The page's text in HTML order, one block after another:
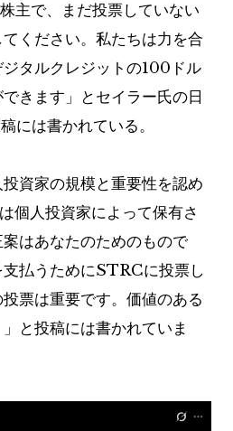
主で、まだ投票していない
ください。私たちは力を合
タルクレジットの100ドル
きます」とセイラー氏の日
には書かれている。
資家の規模と重要性を認め
個人投資家によって保有さ
はあなたのためのもので
払うためにSTRCに投票し
票は重要です。価値のある
と投稿には書かれていま